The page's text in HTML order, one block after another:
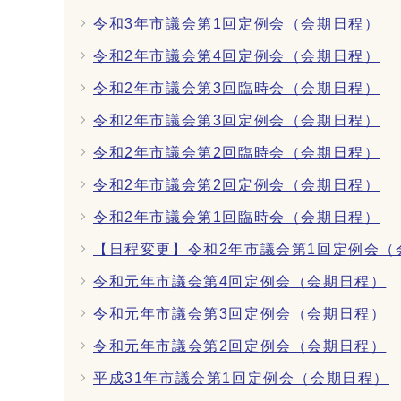
令和3年市議会第1回定例会（会期日程）
令和2年市議会第4回定例会（会期日程）
令和2年市議会第3回臨時会（会期日程）
令和2年市議会第3回定例会（会期日程）
令和2年市議会第2回臨時会（会期日程）
令和2年市議会第2回定例会（会期日程）
令和2年市議会第1回臨時会（会期日程）
【日程変更】令和2年市議会第1回定例会
令和元年市議会第4回定例会（会期日程）
令和元年市議会第3回定例会（会期日程）
令和元年市議会第2回定例会（会期日程）
平成31年市議会第1回定例会（会期日程）